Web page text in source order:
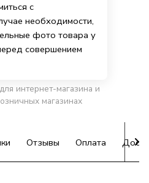
с
необходимости,
фото товара у
совершением
интернет-магазина и
магазинах
Отзывы Оплата